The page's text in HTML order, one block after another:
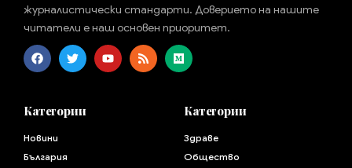
журналистически стандарти. Доверието на нашите
читатели е наш основен приоритет.
Категории
Новини
България
Категории
Здраве
Общество